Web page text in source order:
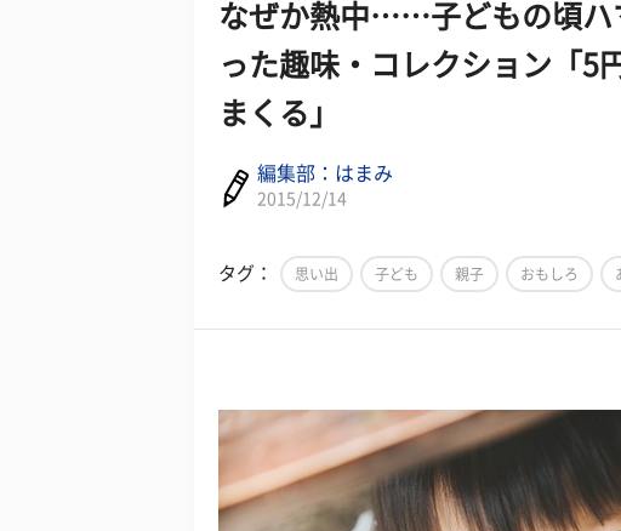
なぜか熱中……子どもの頃ハ
った趣味・コレクション「5
まくる」
編集部：はまみ
2015/12/14
タグ： 思い出 子ども 親子 おもしろ